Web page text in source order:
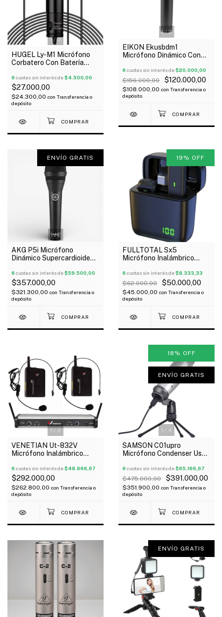
1/3
HUGEL Ly-M1 Micrófono
Corbatero Con Batería
6 cuotas sin interés de$4.500,00
$27.000,00
$24.300,00 con Transferencia o
depósito
1/2
EIKON Ekusbdm1
Micrófono Dinámico Con
Plug And Play Oferta!
6 cuotas sin interés de$20.000,00
$156.000,00 $120.000,00
$108.000,00 con Transferencia o
depósito
1/2
ENVÍO GRATIS
AKG P5i Micrófono
Dinámico Supercardioide
6 cuotas sin interés de$59.500,00
$357.000,00
$321.300,00 con Transferencia o
depósito
19 % OFF
FULLTOTAL Sx5
Micrófono Inalámbrico
Recargable Estuche
Oferta!
6 cuotas sin interés de$8.333,33
$62.000,00 $50.000,00
$45.000,00 con Transferencia o
depósito
1/3
VENETIAN Ut-832V
Micrófono Inalámbrico
6 cuotas sin interés de$48.666,67
$292.000,00
$262.800,00 con Transferencia o
depósito
1 / 4
18 % OFF
ENVÍO GRATIS
SAMSON C01upro
Micrófono Condenser Usb
6 cuotas sin interés de$65.166,67
$475.000,00 $391.000,00
$351.900,00 con Transferencia o
depósito
ENVÍO GRATIS